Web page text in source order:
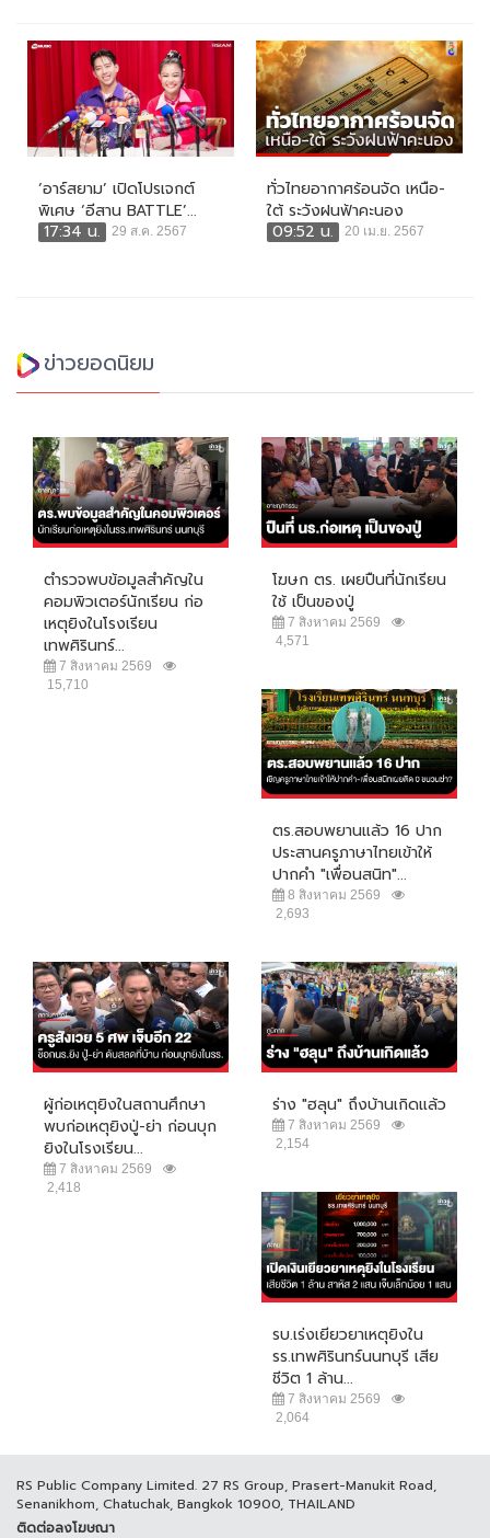
‘อาร์สยาม’ เปิดโปรเจกต์
พิเศษ ‘อีสาน BATTLE’...
17:34 น.
29 ส.ค. 2567
ทั่วไทยอากาศร้อนจัด เหนือ-
ใต้ ระวังฝนฟ้าคะนอง
09:52 น.
20 เม.ย. 2567
ข่าวยอดนิยม
ตำรวจพบข้อมูลสำคัญใน
คอมพิวเตอร์นักเรียน ก่อ
เหตุยิงในโรงเรียน
เทพศิรินทร์...
7 สิงหาคม 2569
15,710
โฆษก ตร. เผยปืนที่นักเรียน
ใช้ เป็นของปู่
7 สิงหาคม 2569
4,571
ตร.สอบพยานแล้ว 16 ปาก
ประสานครูภาษาไทยเข้าให้
ปากคำ "เพื่อนสนิท"...
8 สิงหาคม 2569
2,693
ผู้ก่อเหตุยิงในสถานศึกษา
พบก่อเหตุยิงปู่-ย่า ก่อนบุก
ยิงในโรงเรียน...
7 สิงหาคม 2569
2,418
ร่าง "ฮลุน" ถึงบ้านเกิดแล้ว
7 สิงหาคม 2569
2,154
รบ.เร่งเยียวยาเหตุยิงใน
รร.เทพศิรินทร์นนทบุรี เสีย
ชีวิต 1 ล้าน...
7 สิงหาคม 2569
2,064
RS Public Company Limited. 27 RS Group, Prasert-Manukit Road,
Senanikhom, Chatuchak, Bangkok 10900, THAILAND
ติดต่อลงโฆษณา